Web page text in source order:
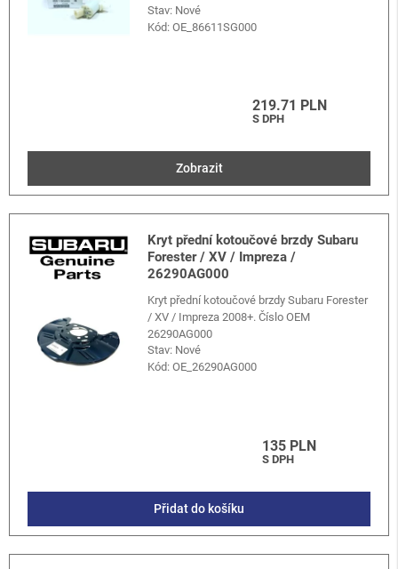
Stav: Nové
Kód:OE_86611SG000
219.71 PLN
S DPH
Zobrazit
Kryt přední kotoučové brzdy Subaru
Forester / XV / Impreza /
26290AG000
Kryt přední kotoučové brzdy Subaru Forester
/ XV / Impreza 2008+. Číslo OEM
26290AG000
Stav: Nové
Kód:OE_26290AG000
135 PLN
S DPH
Přidat do košíku